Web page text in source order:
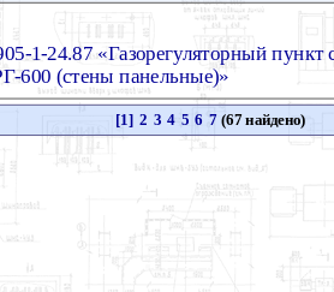
1-24.87 «Газорегуляторный
600 (стены панельные)»
[1] 2 3 4 5 6 7 (67 найдено)